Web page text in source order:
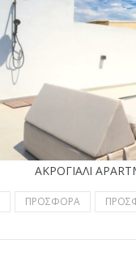
ΑΚΡΟΓΙΑΛΙ
ΠΡΟΣΦΟΡΑ